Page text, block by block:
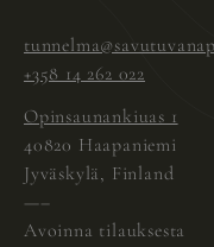
+358 14 262 022
Opinsaunankiuas 1
40820 Haapaniemi
Jyväskylä, Finland
—–
Avoinna tilauksesta